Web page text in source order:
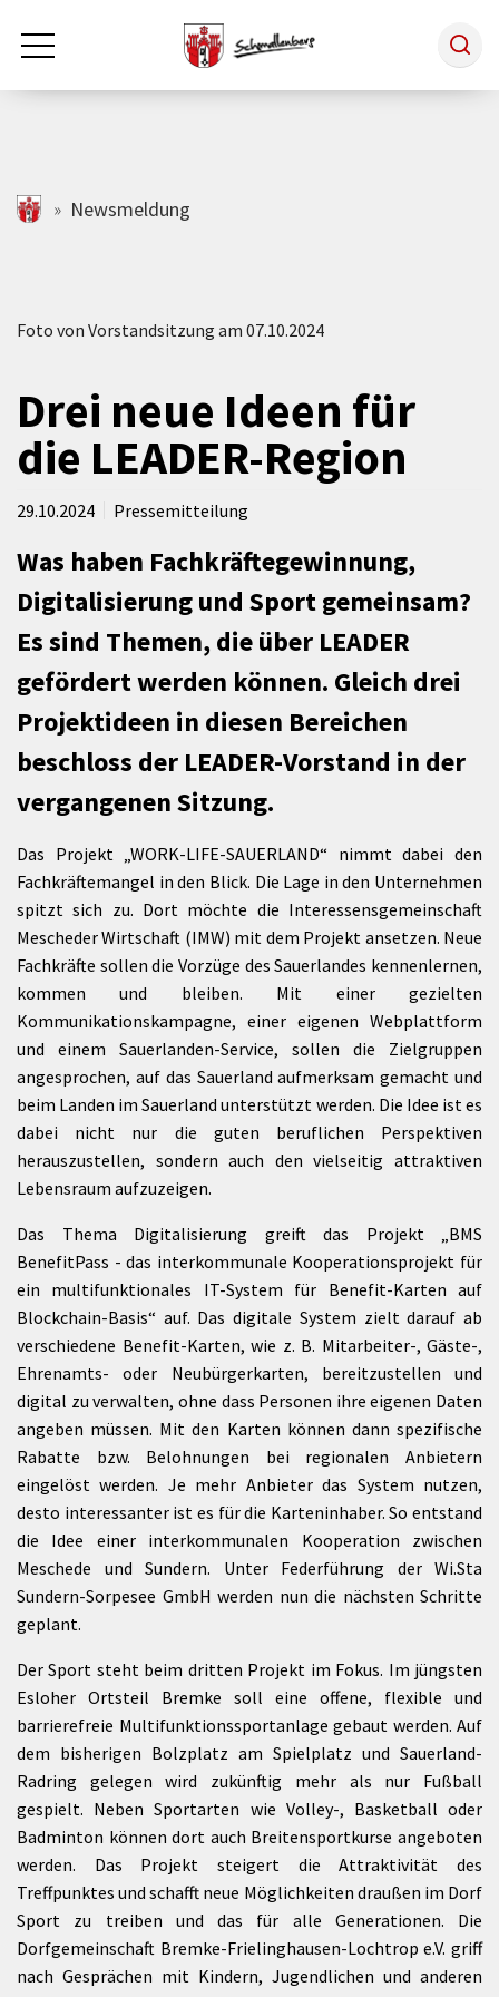
Zum Hauptinhalt springen
Rathaus & Politik
Tourismus
Freizeit & Kultur
schmallenberg.de
Newsmeldung
Foto von Vorstandsitzung am 07.10.2024
Drei neue Ideen für
die LEADER-Region
29.10.2024 Pressemitteilung
Was haben Fachkräftegewinnung,
Digitalisierung und Sport gemeinsam?
Es sind Themen, die über LEADER
gefördert werden können. Gleich drei
Projektideen in diesen Bereichen
beschloss der LEADER-Vorstand in der
vergangenen Sitzung.
Das Projekt „WORK-LIFE-SAUERLAND“ nimmt dabei den
Fachkräftemangel in den Blick. Die Lage in den Unternehmen
spitzt sich zu. Dort möchte die Interessensgemeinschaft
Mescheder Wirtschaft (IMW) mit dem Projekt ansetzen. Neue
Fachkräfte sollen die Vorzüge des Sauerlandes kennenlernen,
kommen und bleiben. Mit einer gezielten
Kommunikationskampagne, einer eigenen Webplattform
und einem Sauerlanden-Service, sollen die Zielgruppen
angesprochen, auf das Sauerland aufmerksam gemacht und
beim Landen im Sauerland unterstützt werden. Die Idee ist es
dabei nicht nur die guten beruflichen Perspektiven
herauszustellen, sondern auch den vielseitig attraktiven
Lebensraum aufzuzeigen.
Das Thema Digitalisierung greift das Projekt „BMS
BenefitPass - das interkommunale Kooperationsprojekt für
ein multifunktionales IT-System für Benefit-Karten auf
Blockchain-Basis“ auf. Das digitale System zielt darauf ab
verschiedene Benefit-Karten, wie z. B. Mitarbeiter-, Gäste-,
Ehrenamts- oder Neubürgerkarten, bereitzustellen und
digital zu verwalten, ohne dass Personen ihre eigenen Daten
angeben müssen. Mit den Karten können dann spezifische
Rabatte bzw. Belohnungen bei regionalen Anbietern
eingelöst werden. Je mehr Anbieter das System nutzen,
desto interessanter ist es für die Karteninhaber. So entstand
die Idee einer interkommunalen Kooperation zwischen
Meschede und Sundern. Unter Federführung der Wi.Sta
Sundern-Sorpesee GmbH werden nun die nächsten Schritte
geplant.
Der Sport steht beim dritten Projekt im Fokus. Im jüngsten
Esloher Ortsteil Bremke soll eine offene, flexible und
barrierefreie Multifunktionssportanlage gebaut werden. Auf
dem bisherigen Bolzplatz am Spielplatz und Sauerland-
Radring gelegen wird zukünftig mehr als nur Fußball
gespielt. Neben Sportarten wie Volley-, Basketball oder
Badminton können dort auch Breitensportkurse angeboten
werden. Das Projekt steigert die Attraktivität des
Treffpunktes und schafft neue Möglichkeiten draußen im Dorf
Sport zu treiben und das für alle Generationen. Die
Dorfgemeinschaft Bremke-Frielinghausen-Lochtrop e.V. griff
nach Gesprächen mit Kindern, Jugendlichen und anderen